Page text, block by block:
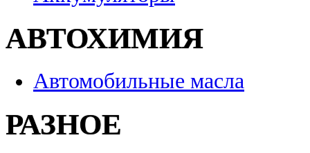
АВТОХИМИЯ
Автомобильные масла
РАЗНОЕ